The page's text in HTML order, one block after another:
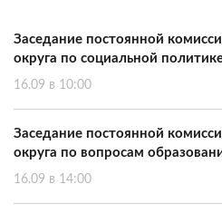
Заседание постоянной
округа по социальной
16.09 в 10:00
Заседание постоянной
округа по вопросам
16.09 в 14:00